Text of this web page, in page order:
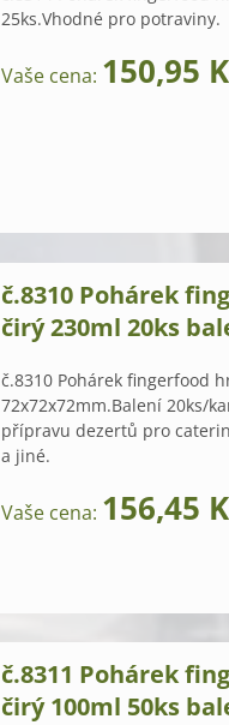
25ks.Vhodné pro potraviny.
Vaše cena: 150,95
č.8310 Pohárek
čirý 230ml 20ks
č.8310 Pohárek fingerfood
72x72x72mm.Balení 20ks/
přípravu dezertů pro
a jiné.
Vaše cena: 156,45
č.8311 Pohárek
čirý 100ml 50ks